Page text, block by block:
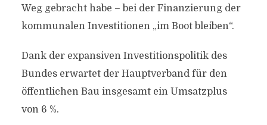
Weg gebracht habe – bei der Finanzierung der
kommunalen Investitionen „im Boot bleiben“.
Dank der expansiven Investitionspolitik des
Bundes erwartet der Hauptverband für den
öffentlichen Bau insgesamt ein Umsatzplus
von 6 %.